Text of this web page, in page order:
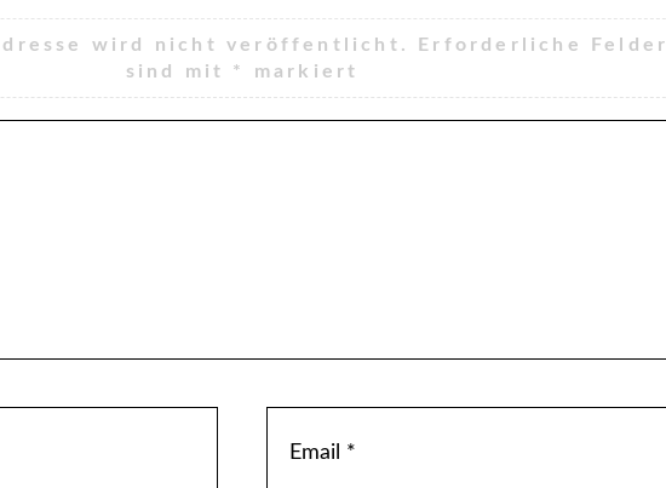
wird nicht veröffentlicht.
Erforderliche Felder
sind mit * markiert